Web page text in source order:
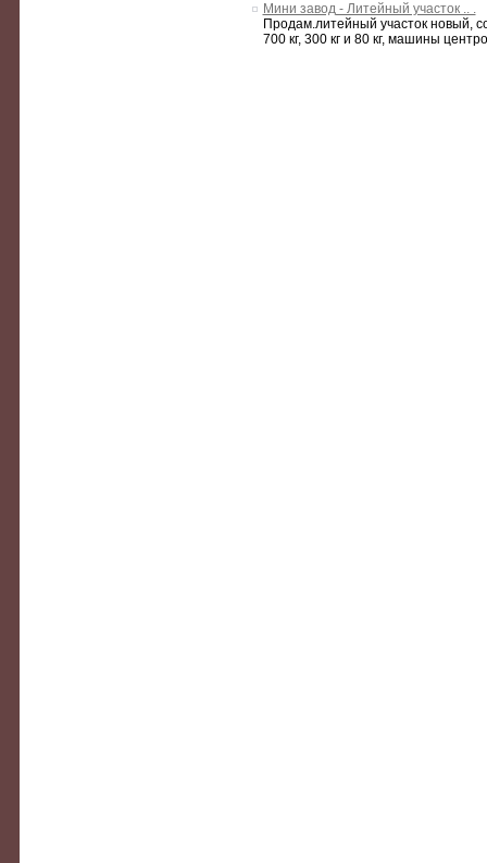
Мини завод - Литейный участок .. .
Продам.литейный участок новый,
700 кг, 300 кг и 80 кг, машины